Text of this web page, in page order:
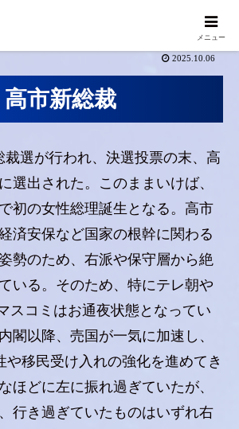
2025.10.06
高市新総裁
裁選が行われ、決選投票の末、高
選出された。このままいけば、
初の女性総理誕生となる。高市
済安保など国家の根幹に関わる
勢のため、右派や保守層から絶
いる。そのため、特にテレ朝や
スコミはお通夜状態となってい
閣以降、売国が一気に加速し、
や移民受け入れの強化を進めてき
ほどに左に振れ過ぎていたが、
行き過ぎていたものはいずれ右
メニュー